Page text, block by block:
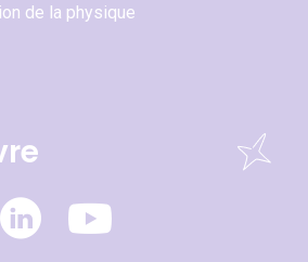
de la physique